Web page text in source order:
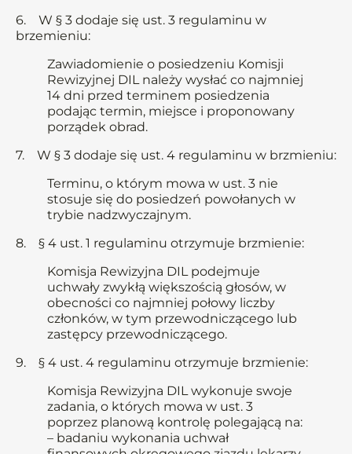
6. W § 3 dodaje się ust. 3 regulaminu w
brzemieniu:
Zawiadomienie o posiedzeniu Komisji
Rewizyjnej DIL należy wysłać co najmniej
14 dni przed terminem posiedzenia
podając termin, miejsce i proponowany
porządek obrad.
7. W § 3 dodaje się ust. 4 regulaminu w brzmieniu:
Terminu, o którym mowa w ust. 3 nie
stosuje się do posiedzeń powołanych w
trybie nadzwyczajnym.
8. § 4 ust. 1 regulaminu otrzymuje brzmienie:
Komisja Rewizyjna DIL podejmuje
uchwały zwykłą większością głosów, w
obecności co najmniej połowy liczby
członków, w tym przewodniczącego lub
zastępcy przewodniczącego.
9. § 4 ust. 4 regulaminu otrzymuje brzmienie:
Komisja Rewizyjna DIL wykonuje swoje
zadania, o których mowa w ust. 3
poprzez planową kontrolę polegającą na:
– badaniu wykonania uchwał